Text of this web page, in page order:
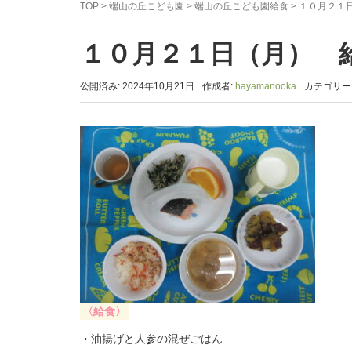
TOP > 端山の丘こども園 > 端山の丘こども園給食 > １０月２１
１０月２１日（月）
公開済み: 2024年10月21日 作成者: hayamanooka カテゴリ
〈給食〉
・油揚げと人参の混ぜごはん